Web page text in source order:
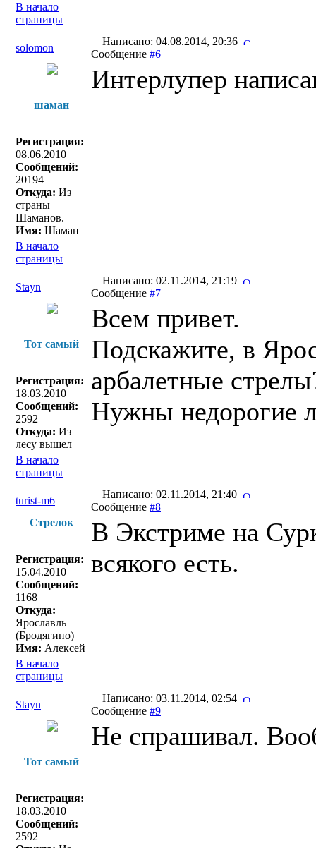
В начало
страницы
solomon
Написано: 04.08.2014, 20:36
Сообщение #6
шаман
Регистрация:
08.06.2010
Сообщений:
20194
Откуда: Из
страны
Шаманов.
Имя: Шаман
Интерлупер
В начало
страницы
Stayn
Написано: 02.11.2014, 21:19
Сообщение #7
Тот самый
Регистрация:
18.03.2010
Сообщений:
2592
Откуда: Из
лесу вышел
Всем привет.
Подскажите, в
арбалетные
Нужны недорогие
В начало
страницы
turist-m6
Написано: 02.11.2014, 21:40
Сообщение #8
Стрелок
Регистрация:
15.04.2010
Сообщений:
1168
Откуда:
Ярославль
(Бродягино)
Имя: Алексей
В Экстриме на
всякого есть.
В начало
страницы
Stayn
Написано: 03.11.2014, 02:54
Сообщение #9
Тот самый
Регистрация:
18.03.2010
Сообщений:
2592
Не спрашивал.